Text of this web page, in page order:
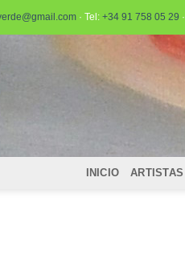
· Tel: +34 91 758 05 29 ·
INICIO ARTISTAS